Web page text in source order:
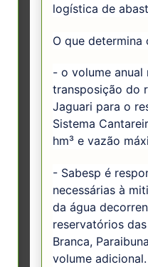
logística de
O que determina
- o volume anual
transposição do
Jaguari para o
Sistema
hm³ e vazão
- Sabesp é
necessárias à
da água
reservatórios
Branca,
volume adicional.